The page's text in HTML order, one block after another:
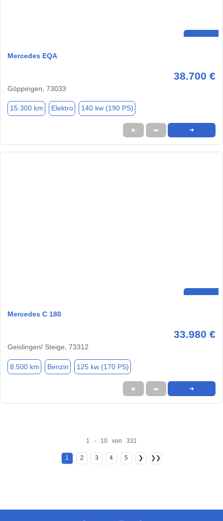
Mercedes EQA
38.700 €
Göppingen, 73033
15.300 km Elektro 140 kw (190 PS)
★ ➦ ➜
Mercedes C 180
33.980 €
Geislingen/ Steige, 73312
8.500 km Benzin 125 kw (170 PS)
★ ➦ ➜
1 - 10 von 331
1 2 3 4 5 ❯ ❯❯